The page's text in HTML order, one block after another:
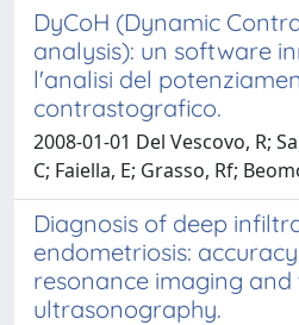
DyCoH (Dynamic
analysis): un software
l'analisi del
contrastografico.
2008-01-01 Del Vescovo, R;
C; Faiella, E; Grasso, Rf;
Diagnosis of deep
endometriosis:
resonance imaging
ultrasonography.